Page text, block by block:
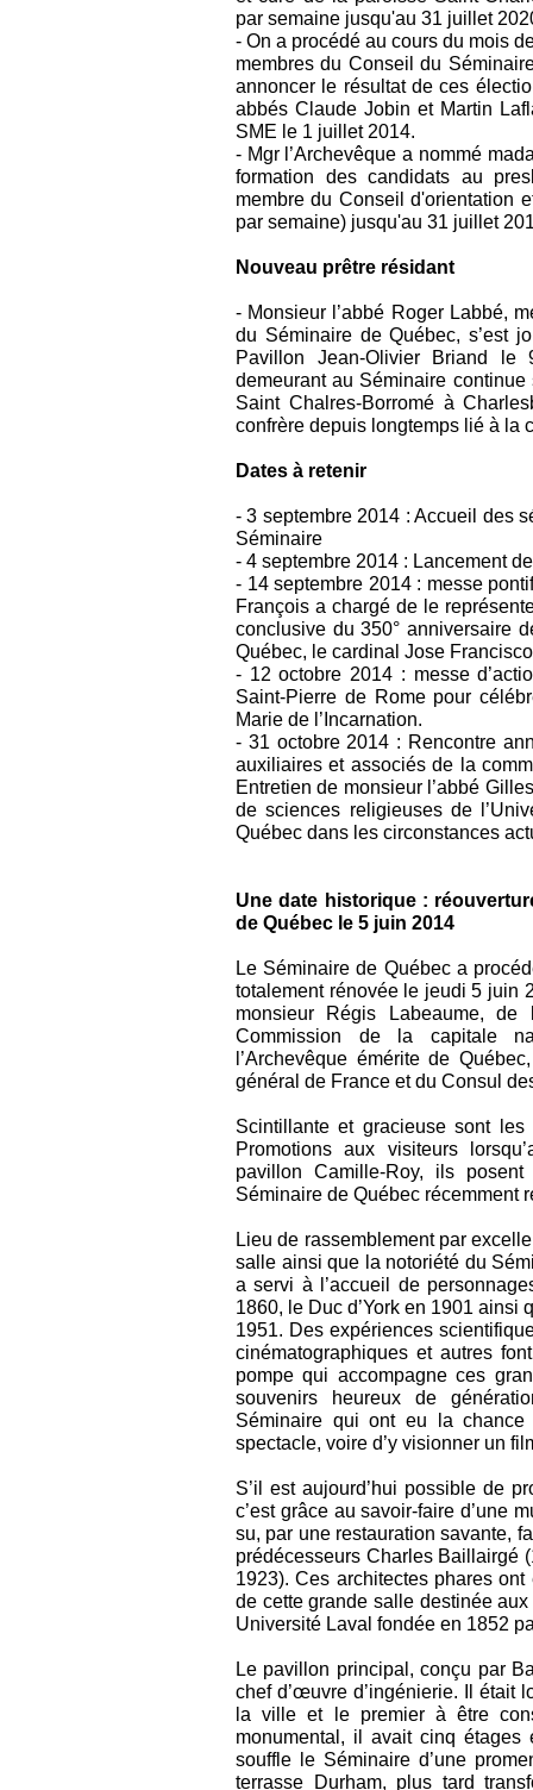
par semaine jusqu'au 31 juillet
- On a procédé au cours du mois
membres du Conseil du
annoncer le résultat de ces
abbés Claude Jobin et Martin
SME le 1 juillet 2014.
- Mgr l’Archevêque a nommé
formation des candidats au
membre du Conseil d'orientation
par semaine) jusqu'au 31 juillet
Nouveau prêtre résidant
- Monsieur l’abbé Roger Labbé,
du Séminaire de Québec, s’est
Pavillon Jean-Olivier Briand
demeurant au Séminaire
Saint Chalres-Borromé à
confrère depuis longtemps lié à la
Dates à retenir
- 3 septembre 2014 : Accueil des
Séminaire
- 4 septembre 2014 : Lancement
- 14 septembre 2014 : messe
François a chargé de le
conclusive du 350° anniversaire
Québec, le cardinal Jose
- 12 octobre 2014 : messe
Saint-Pierre de Rome pour
Marie de l’Incarnation.
- 31 octobre 2014 : Rencontre
auxiliaires et associés de la
Entretien de monsieur l’abbé
de sciences religieuses de
Québec dans les circonstances
Une date historique :
de Québec le 5 juin 2014
Le Séminaire de Québec a
totalement rénovée le jeudi 5 juin
monsieur Régis Labeaume,
Commission de la capitale
l’Archevêque émérite de
général de France et du Consul
Scintillante et gracieuse sont les
Promotions aux visiteurs
pavillon Camille-Roy, ils
Séminaire de Québec récemment
Lieu de rassemblement par
salle ainsi que la notoriété du
a servi à l’accueil de
1860, le Duc d’York en 1901
1951. Des expériences
cinématographiques et autres
pompe qui accompagne ces
souvenirs heureux de
Séminaire qui ont eu la chance
spectacle, voire d’y visionner un
S’il est aujourd’hui possible de
c’est grâce au savoir-faire d’une
su, par une restauration savante,
prédécesseurs Charles Baillairgé
1923). Ces architectes phares
de cette grande salle destinée
Université Laval fondée en 1852
Le pavillon principal, conçu par
chef d’œuvre d’ingénierie. Il était
la ville et le premier à être
monumental, il avait cinq
souffle le Séminaire d’une
terrasse Durham, plus tard